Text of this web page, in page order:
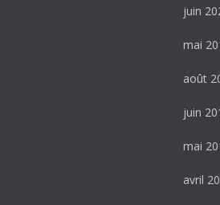
juin
mai
août
juin
mai
avril